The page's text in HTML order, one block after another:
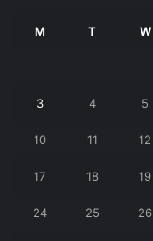
M T W
3 4 5
10 11 12
17 18 19
24 25 26